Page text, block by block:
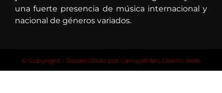
una fuerte presencia de música internacional y
nacional de géneros variados.
© Copyright - Desarrollado porCarvajalMaxi Diseño Web